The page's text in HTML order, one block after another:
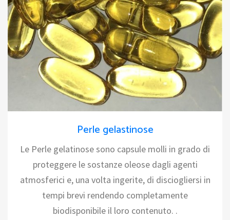
Perle gelastinose
Le Perle gelatinose sono capsule molli in grado di
proteggere le sostanze oleose dagli agenti
atmosferici e, una volta ingerite, di disciogliersi in
tempi brevi rendendo completamente
biodisponibile il loro contenuto. .